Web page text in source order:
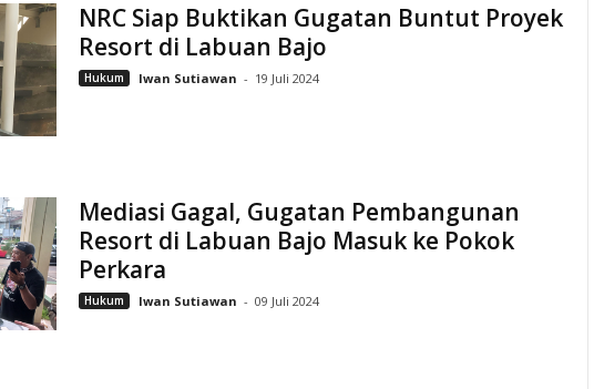
NRC Siap Buktikan Gugatan Buntut Proyek
Resort di Labuan Bajo
Hukum Iwan Sutiawan - 19 Juli 2024
Mediasi Gagal, Gugatan Pembangunan
Resort di Labuan Bajo Masuk ke Pokok
Perkara
Hukum Iwan Sutiawan - 09 Juli 2024